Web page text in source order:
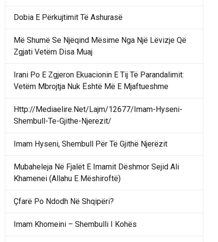
Dobia E Përkujtimit Të Ashurasë
Më Shumë Se Njëqind Mësime Nga Një Lëvizje Që
Zgjati Vetëm Disa Muaj
Irani Po E Zgjeron Ekuacionin E Tij Të Parandalimit:
Vetëm Mbrojtja Nuk Është Më E Mjaftueshme
Http://Mediaelire.Net/Lajm/12677/Imam-Hyseni-
Shembull-Te-Gjithe-Njerezit/
Imam Hyseni, Shembull Për Të Gjithë Njerëzit
Mubaheleja Në Fjalët E Imamit Dëshmor Sejid Ali
Khamenei (Allahu E Mëshiroftë)
Çfarë Po Ndodh Në Shqipëri?
Imam Khomeini – Shembulli I Kohës